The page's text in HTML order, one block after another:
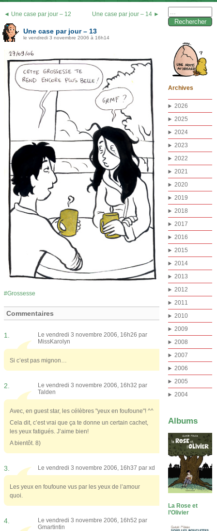
◄ Une case par jour – 12 Une case par jour – 14 ►
Une case par jour – 13
le vendredi 3 novembre 2006 à 16h14
Grossesse
Commentaires
1.
Le vendredi 3 novembre 2006, 16h26 par
MissKarolyn
Si c’est pas mignon…
2.
Le vendredi 3 novembre 2006, 16h32 par
Talden
Avec, en guest star, les célèbres "yeux en foufoune"! ^^
Cela dit, c’est vrai que ça te donne un certain cachet,
les yeux fatigués. J’aime bien!
A bientôt. 8)
3. Le vendredi 3 novembre 2006, 16h37 par xd
Les yeux en foufoune vus par les yeux de l’amour
quoi.
4.
Le vendredi 3 novembre 2006, 16h52 par
Gmartintin
Archives
2026
2025
2024
2023
2022
2021
2020
2019
2018
2017
2016
2015
2014
2013
2012
2011
2010
2009
2008
2007
2006
2005
2004
Albums
La Rose et
l’Olivier